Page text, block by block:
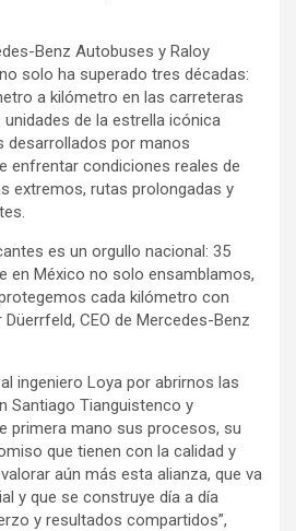
Benz Autobuses y Raloy
solo ha superado tres décadas:
a kilómetro en las carreteras
unidades de la estrella icónica
desarrollados por manos
enfrentar condiciones reales de
extremos, rutas prolongadas y
es un orgullo nacional: 35
en México no solo ensamblamos,
cada kilómetro con
CEO de Mercedes-Benz
ingeniero Loya por abrirnos las
Santiago Tianguistenco y
primera mano sus procesos, su
que tienen con la calidad y
aún más esta alianza, que va
y que se construye día a día
y resultados compartidos”,